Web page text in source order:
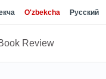
O'zbekcha Русский
Review